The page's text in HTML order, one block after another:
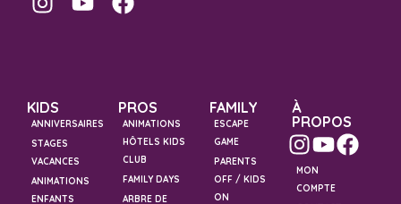
KIDS
ANNIVERSAIRES
STAGES
VACANCES
ANIMATIONS
ENFANTS
PROS
ANIMATIONS
HÔTELS KIDS
CLUB
FAMILY DAYS
ARBRE DE
FAMILY
ESCAPE
GAME
PARENTS
OFF / KIDS
ON
À
PROPOS
MON
COMPTE